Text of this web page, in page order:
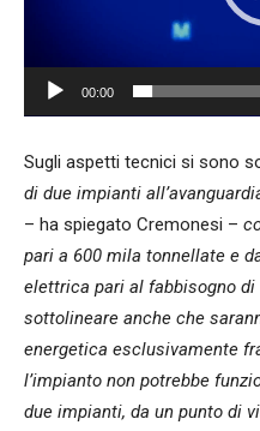
00:00
Sugli aspetti tecnici si sono
di due impianti
– ha spiegato Cremonesi –
pari a 600 mila tonnellate e
elettrica pari al fabbisogno
sottolineare anche che
energetica esclusivamente
l’impianto non potrebbe
due impianti, da un punto di